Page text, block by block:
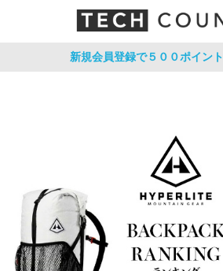
新規会員登録で５００ポイント